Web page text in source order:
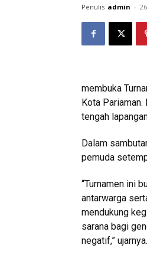
Penulis admin -
membuka
Kota
tengah
Dalam
pemuda
“Turnamen ini
antarwarga
mendukung
sarana bagi
negatif,” ujarnya.